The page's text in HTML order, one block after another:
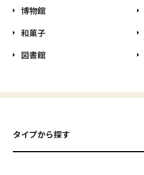
博物館
和菓子
図書館
タイプから探す